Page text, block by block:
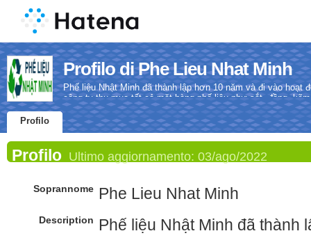
Profilo di Phe Lieu Nhat Minh
Phế liệu Nhật Minh đã thành lập hơn 10 năm và đi vào
công ty thu mua tất cả mặt hàng phế liệu như sắt, đồng,
giá cao
Profilo
Profilo Ultimo aggiornamento: 03/ago/2022
Soprannome Phe Lieu Nhat Minh
Description
Phế liệu Nhật Minh đã thành